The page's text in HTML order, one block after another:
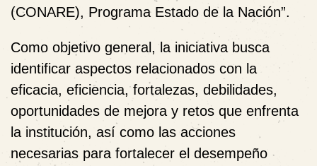
(CONARE), Programa Estado de la Nación”.
Como objetivo general, la iniciativa busca
identificar aspectos relacionados con la
eficacia, eficiencia, fortalezas, debilidades,
oportunidades de mejora y retos que enfrenta
la institución, así como las acciones
necesarias para fortalecer el desempeño